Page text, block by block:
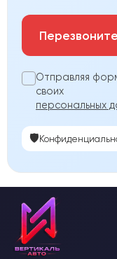
Отправляя
своих
персональных
🛡️